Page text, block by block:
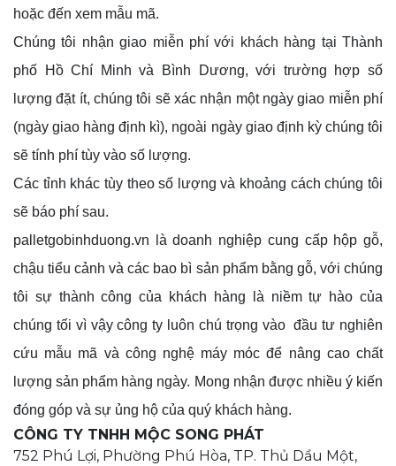
hoặc đến xem mẫu mã.
Chúng tôi nhận giao miễn phí với khách hàng tại Thành
phố Hồ Chí Minh và Bình Dương, với trường hợp số
lượng đặt ít, chúng tôi sẽ xác nhận một ngày giao miễn phí
(ngày giao hàng định kì), ngoài ngày giao định kỳ chúng tôi
sẽ tính phí tùy vào số lượng.
Các tỉnh khác tùy theo số lượng và khoảng cách chúng tôi
sẽ báo phí sau.
palletgobinhduong.vn là doanh nghiệp cung cấp hộp gỗ,
chậu tiểu cảnh và các bao bì sản phẩm bằng gỗ, với chúng
tôi sự thành công của khách hàng là niềm tự hào của
chúng tối vì vậy công ty luôn chú trọng vào đầu tư nghiên
cứu mẫu mã và công nghệ máy móc để nâng cao chất
lượng sản phẩm hàng ngày. Mong nhận được nhiều ý kiến
đóng góp và sự ủng hộ của quý khách hàng.
CÔNG TY TNHH MỘC SONG PHÁT
752 Phú Lợi, Phường Phú Hòa, TP. Thủ Dầu Một,